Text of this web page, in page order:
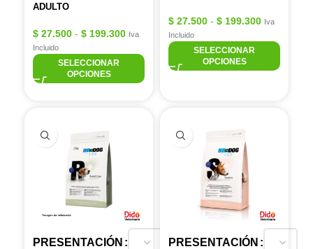
ADULTO
$ 27.500 - $ 199.300 Iva
Incluido
SELECCIONAR
OPCIONES
$ 27.500 - $ 199.300 Iva
Incluido
SELECCIONAR
OPCIONES
PRESENTACIÓN PRESENTACIÓN